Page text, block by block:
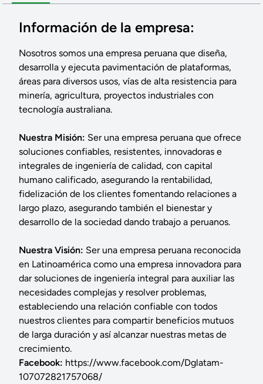
Información de la empresa:
Nosotros somos una empresa peruana que diseña,
desarrolla y ejecuta pavimentación de plataformas,
áreas para diversos usos, vías de alta resistencia para
minería, agricultura, proyectos industriales con
tecnología australiana.
Nuestra Misión: Ser una empresa peruana que ofrece
soluciones confiables, resistentes, innovadoras e
integrales de ingeniería de calidad, con capital
humano calificado, asegurando la rentabilidad,
fidelización de los clientes fomentando relaciones a
largo plazo, asegurando también el bienestar y
desarrollo de la sociedad dando trabajo a peruanos.
Nuestra Visión: Ser una empresa peruana reconocida
en Latinoamérica como una empresa innovadora para
dar soluciones de ingeniería integral para auxiliar las
necesidades complejas y resolver problemas,
estableciendo una relación confiable con todos
nuestros clientes para compartir beneficios mutuos
de larga duración y así alcanzar nuestras metas de
crecimiento.
Facebook: https://www.facebook.com/Dglatam-
107072821757068/